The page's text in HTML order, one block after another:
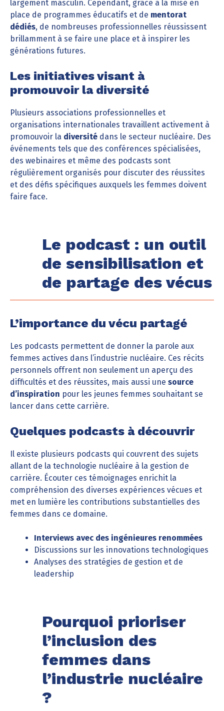
largement masculin. Cependant, grâce à la mise en
place de programmes éducatifs et de mentorat
dédiés, de nombreuses professionnelles réussissent
brillamment à se faire une place et à inspirer les
générations futures.
Les initiatives visant à
promouvoir la diversité
Plusieurs associations professionnelles et
organisations internationales travaillent activement à
promouvoir la diversité dans le secteur nucléaire. Des
événements tels que des conférences spécialisées,
des webinaires et même des podcasts sont
régulièrement organisés pour discuter des réussites
et des défis spécifiques auxquels les femmes doivent
faire face.
Le podcast : un outil
de sensibilisation et
de partage des vécus
L’importance du vécu partagé
Les podcasts permettent de donner la parole aux
femmes actives dans l’industrie nucléaire. Ces récits
personnels offrent non seulement un aperçu des
difficultés et des réussites, mais aussi une source
d’inspiration pour les jeunes femmes souhaitant se
lancer dans cette carrière.
Quelques podcasts à découvrir
Il existe plusieurs podcasts qui couvrent des sujets
allant de la technologie nucléaire à la gestion de
carrière. Écouter ces témoignages enrichit la
compréhension des diverses expériences vécues et
met en lumière les contributions substantielles des
femmes dans ce domaine.
Interviews avec des ingénieures renommées
Discussions sur les innovations technologiques
Analyses des stratégies de gestion et de
leadership
Pourquoi prioriser
l’inclusion des
femmes dans
l’industrie nucléaire
?